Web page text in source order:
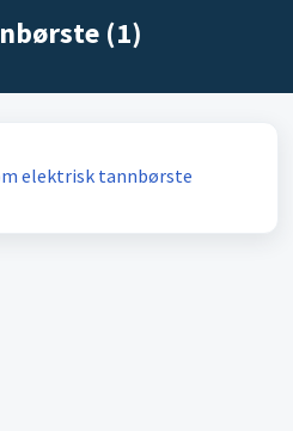
(1)
elektrisk tannbørste